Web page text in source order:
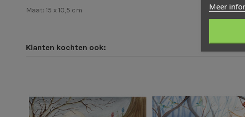
Maat: 15 x 10,5 cm
Klanten kochten ook:
Meer